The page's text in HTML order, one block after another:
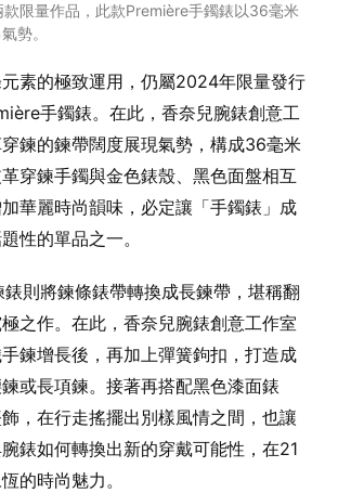
限量作品，此款Première手鐲錶以36毫米
勢。
素的極致運用，仍屬2024年限量發行
手鐲錶。在此，香奈兒腕錶創意工
鍊的鍊帶闊度展現氣勢，構成36毫米
穿鍊手鐲與金色錶殼、黑色面盤相互
華麗時尚韻味，必定讓「手鐲錶」成
性的單品之一。
則將鍊條錶帶轉換成長鍊帶，堪稱翻
之作。在此，香奈兒腕錶創意工作室
鍊增長後，再加上彈簧鉤扣，打造成
或長項鍊。接著再搭配黑色漆面錶
，在行走搖擺出別樣風情之間，也讓
錶如何轉換出新的穿戴可能性，在21
的時尚魅力。